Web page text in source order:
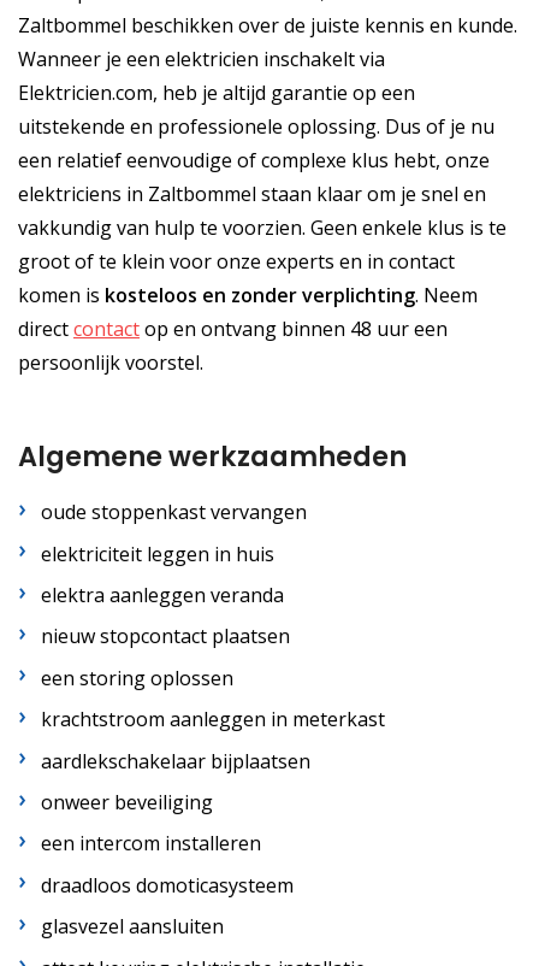
Zaltbommel beschikken over de juiste kennis en kunde.
Wanneer je een elektricien inschakelt via
Elektricien.com, heb je altijd garantie op een
uitstekende en professionele oplossing. Dus of je nu
een relatief eenvoudige of complexe klus hebt, onze
elektriciens in Zaltbommel staan klaar om je snel en
vakkundig van hulp te voorzien. Geen enkele klus is te
groot of te klein voor onze experts en in contact
komen is kosteloos en zonder verplichting. Neem
directcontactop en ontvang binnen 48 uur een
persoonlijk voorstel.
Algemene werkzaamheden
oude stoppenkast vervangen
elektriciteit leggen in huis
elektra aanleggen veranda
nieuw stopcontact plaatsen
een storing oplossen
krachtstroom aanleggen in meterkast
aardlekschakelaar bijplaatsen
onweer beveiliging
een intercom installeren
draadloos domoticasysteem
glasvezel aansluiten